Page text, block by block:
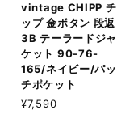
vintage CHIPP チ
ップ 金ボタン 段返
3B テーラードジャ
ケット 90-76-
165/ネイビー/パッ
チポケット
¥7,590